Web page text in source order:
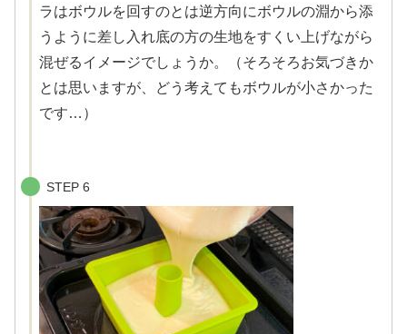
ラはボウルを回すのとは逆方向にボウルの淵から添
うように差し入れ底の方の生地をすくい上げながら
混ぜるイメージでしょうか。（そろそろお気づきか
とは思いますが、どう考えてもボウルが小さかった
です…）
STEP 6